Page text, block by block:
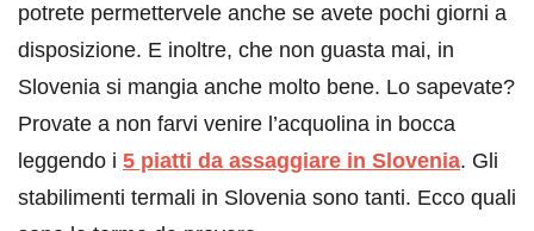
potrete permettervele anche se avete pochi giorni a
disposizione. E inoltre, che non guasta mai, in
Slovenia si mangia anche molto bene. Lo sapevate?
Provate a non farvi venire l’acquolina in bocca
leggendo i 5 piatti da assaggiare in Slovenia. Gli
stabilimenti termali in Slovenia sono tanti. Ecco quali